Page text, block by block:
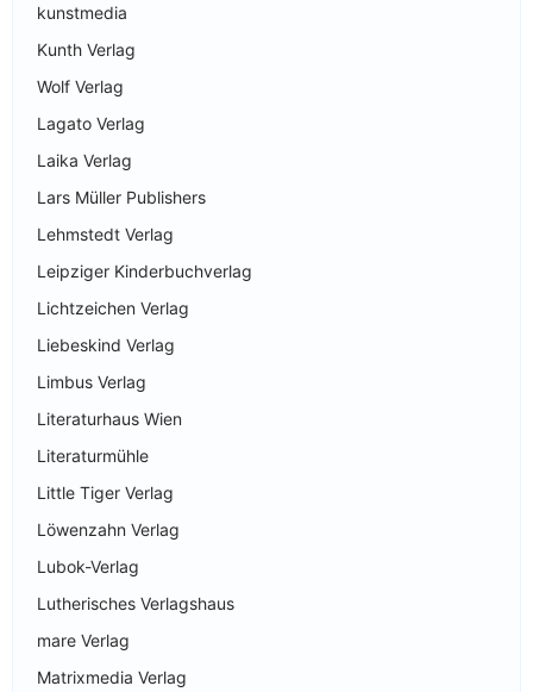
kunstmedia
Kunth Verlag
Wolf Verlag
Lagato Verlag
Laika Verlag
Lars Müller Publishers
Lehmstedt Verlag
Leipziger Kinderbuchverlag
Lichtzeichen Verlag
Liebeskind Verlag
Limbus Verlag
Literaturhaus Wien
Literaturmühle
Little Tiger Verlag
Löwenzahn Verlag
Lubok-Verlag
Lutherisches Verlagshaus
mare Verlag
Matrixmedia Verlag